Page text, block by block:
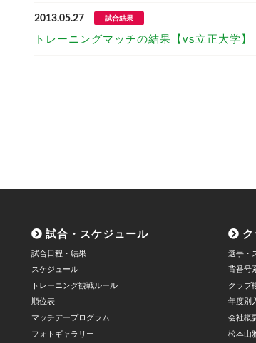
2013.05.27 試合結果
トレーニングマッチの結果【vs立正大学】
試合・スケジュール
試合日程・結果
スケジュール
トレーニング観戦ルール
順位表
マッチデープログラム
フォトギャラリー
選手・
背番号
クラブ
年度別
会社概
松本山